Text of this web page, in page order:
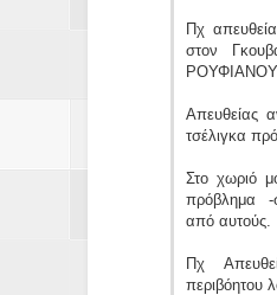
Πχ
στον
Απευθείας
τσέλιγκα
Στο χωριό
πρόβλημα -
από αυτούς.
Πχ
περιβόητου